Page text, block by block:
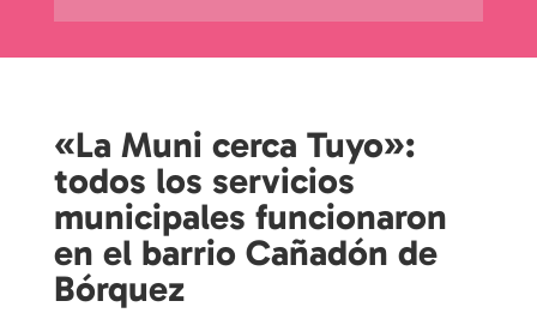
«La Muni cerca Tuyo»:
todos los servicios
municipales funcionaron
en el barrio Cañadón de
Bórquez